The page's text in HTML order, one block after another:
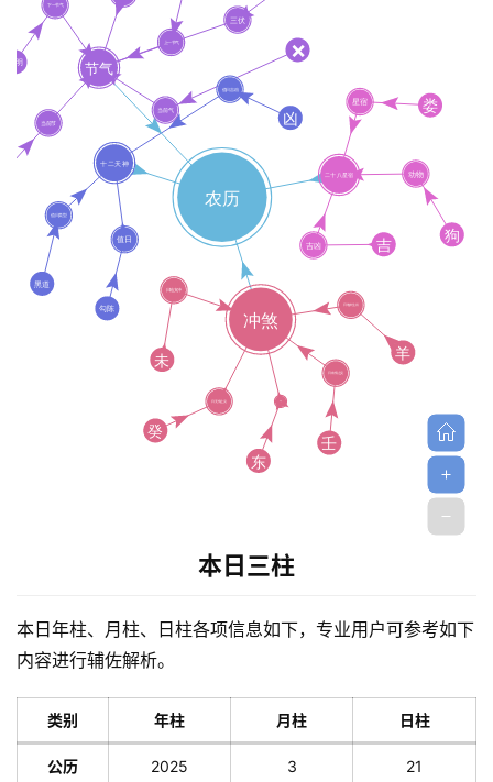
占
卜
命
理
梦
登录
本日三柱
本日年柱、月柱、日柱各项信息如下，专业用户可参考如下
内容进行辅佐解析。
类别 年柱 月柱 日柱
公历 2025 3 21